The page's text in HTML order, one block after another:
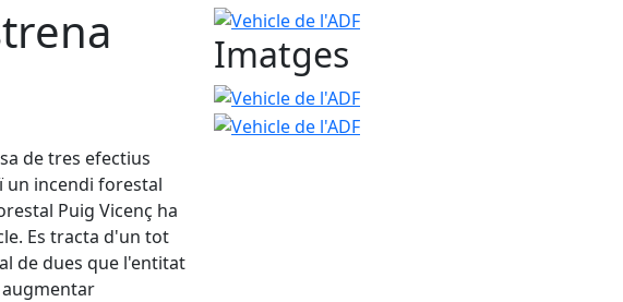
de tres efectius
un incendi forestal
Puig Vicenç ha
Es tracta d'un tot
de dues que l'entitat
Vehicle de l'ADF
Imatges
Vehicle de l'ADF Vehicle de l'ADF